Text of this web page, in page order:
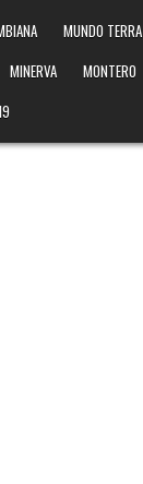
MUNDO TERRA
MINERVA MONTERO